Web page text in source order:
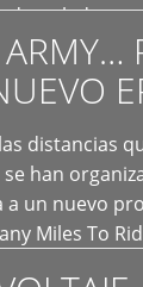
creando […]
distancias
se han
a un nuevo
Miles To